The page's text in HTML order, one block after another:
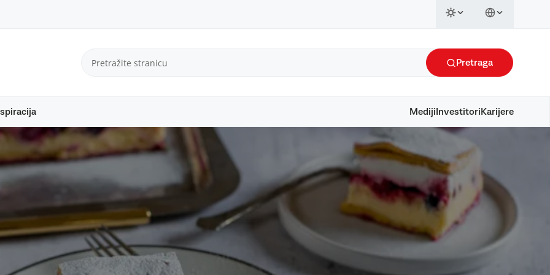
Pretraga
Mediji Investitori Karijere